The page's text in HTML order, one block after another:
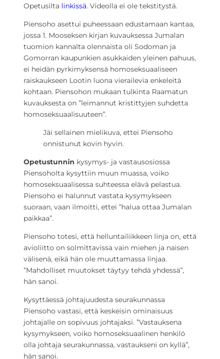
Opetusilta linkissä. Videolla ei ole tekstitystä.
Piensoho asettui puheessaan edustamaan kantaa,
jossa 1. Mooseksen kirjan kuvauksessa Jumalan
tuomion kannalta olennaista oli Sodoman ja
Gomorran kaupunkien asukkaiden yleinen pahuus,
ei heidän pyrkimyksensä homoseksuaaliseen
raiskaukseen Lootin luona vierailevia enkeleitä
kohtaan. Piensohon mukaan tulkinta Raamatun
kuvauksesta on ”leimannut kristittyjen suhdetta
homoseksuaalisuuteen”.
Jäi sellainen mielikuva, ettei Piensoho
onnistunut kovin hyvin.
Opetustunnin kysymys- ja vastausosiossa
Piensoholta kysyttiin muun muassa, voiko
homoseksuaalisessa suhteessa elävä pelastua.
Piensoho ei halunnut vastata kysymykseen
suoraan, vaan ilmoitti, ettei ”halua ottaa Jumalan
paikkaa”.
Piensoho totesi, että helluntailiikkeen linja on, että
avioliitto on solmittavissa vain miehen ja naisen
välisenä, eikä hän ole muuttamassa linjaa.
”Mahdolliset muutokset täytyy tehdä yhdessä”,
hän sanoi.
Kysyttäessä johtajuudesta seurakunnassa
Piensoho vastasi, että keskeisin ominaisuus
johtajalle on sopivuus johtajaksi. ”Vastauksena
kysymykseen, voiko homoseksuaalinen henkilö
olla johtaja seurakunnassa, vastaukseni on kyllä”,
hän sanoi.